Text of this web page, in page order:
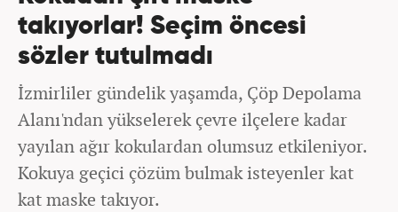
takıyorlar! Seçim öncesi
sözler tutulmadı
İzmirliler gündelik yaşamda, Çöp Depolama
Alanı'ndan yükselerek çevre ilçelere kadar
yayılan ağır kokulardan olumsuz etkileniyor.
Kokuya geçici çözüm bulmak isteyenler kat
kat maske takıyor.